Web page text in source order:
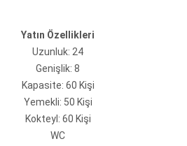
Yatın Özellikleri
Uzunluk: 24
Genişlik: 8
Kapasite: 60 Kişi
Yemekli: 50 Kişi
Kokteyl: 60 Kişi
WC